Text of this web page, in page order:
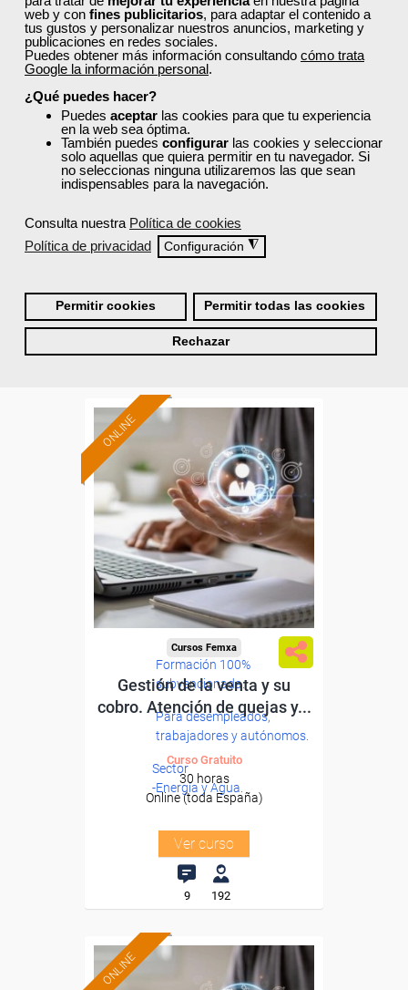
web y con fines publicitarios, para adaptar el contenido a
tus gustos y personalizar nuestros anuncios, marketing y
publicaciones en redes sociales.
Puedes obtener más información consultando cómo trata
Google la información personal.
¿Qué puedes hacer?
Puedes aceptar las cookies para que tu experiencia
en la web sea óptima.
También puedes configurar las cookies y seleccionar
solo aquellas que quiera permitir en tu navegador. Si
no seleccionas ninguna utilizaremos las que sean
indispensables para la navegación.
Consulta nuestra Política de cookies
Política de privacidad
Configuración ◮
Permitir cookies Permitir todas las cookies
Rechazar
Formación 100%
subvencionada.
Para desempleados,
Sector
-Hosteleria y Turismo.
Cursos Femxa
Gestión de la calidad de
servicio en el sector de la
hostelería
Curso Gratuito
40 horas
Online (toda España)
Ver curso
25 307
ONLINE
Formación 100%
subvencionada.
Para desempleados,
trabajadores y autónomos.
Sector
-Energía y Agua.
Cursos Femxa
Gestión de la venta y su
cobro. Atención de quejas y...
Curso Gratuito
30 horas
Online (toda España)
Ver curso
9 192
ONLINE